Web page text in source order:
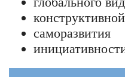
саморазвития